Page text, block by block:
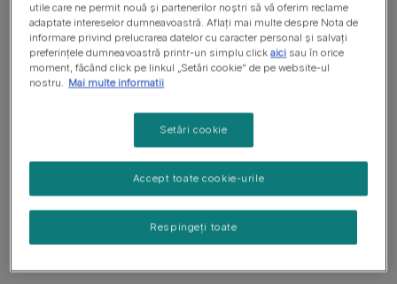
Plicuri lipsă
Ambalăm produsele în cutii în două moduri diferite: fie
mecanic, fie manual. Ocazional tehnologia eşuează, dar
există şi tradiţionala eroare umană.
Pentru a ne ajuta să ne dăm seama unde am greşit, te
rugăm să ne spui ce aromălipseşteşicodul lotului de pe
cutie.Aceste informaţii sunt transmise mai departe
echipei de Asigurare a calităţii, care este dedicată
îmbunătăţirii continue a proceselor.
utile care ne permit nouă și partenerilor noștri să vă oferim reclame
adaptate intereselor dumneavoastră. Aflați mai multe despre Nota de
informare privind prelucrarea datelor cu caracter personal și salvați
preferințele dumneavoastră printr-un simplu clickaici sau în orice
moment, făcând click pe linkul „Setări cookie” de pe website-ul
nostru. Mai multe informatii
Setări cookie
Respingeți toate
Accept toate cookie-urile